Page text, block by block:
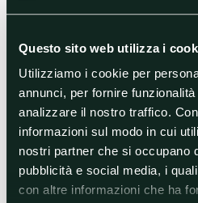
Questo sito web utilizza i
Utilizziamo i cookie per
annunci, per fornire
analizzare il nostro traffico.
informazioni sul modo in cui
nostri partner che si occupano
pubblicità e social media, i
con altre informazioni che ha
Già centrati gli ottavi di finale, i
Calcio Estero